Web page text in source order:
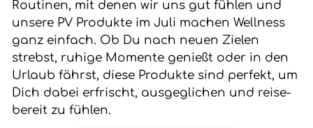
Routinen, mit denen wir uns gut fühlen und
unsere PV Produkte im Juli machen Wellness
ganz einfach. Ob Du nach neuen Zielen
strebst, ruhige Momente genießt oder in den
Urlaub fährst, diese Produkte sind perfekt, um
Dich dabei erfrischt, ausgeglichen und reise-
bereit zu fühlen.